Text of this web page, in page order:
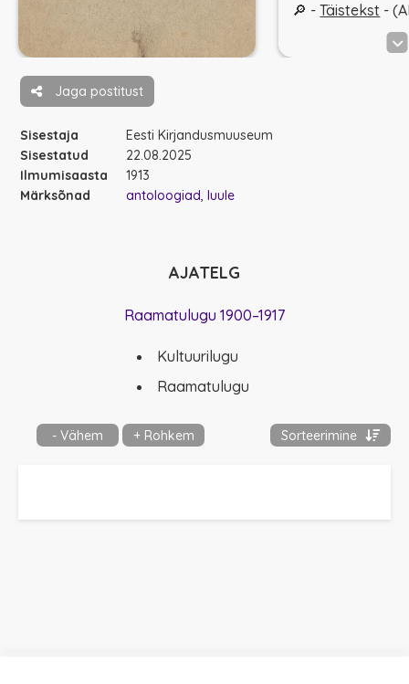
🔎 -Täistekst -
Jaga postitust
Sisestaja
Eesti Kirjandusmuuseum
Sisestatud
22.08.2025
Ilmumisaasta
1913
Märksõnad
antoloogiad luule
AJATELG
Raamatulugu 1900–1917
Kultuurilugu
Raamatulugu
- Vähem + Rohkem Sorteerimine